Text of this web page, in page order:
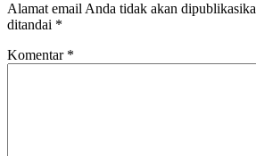
Alamat email Anda tidak akan
ditandai *
Komentar *